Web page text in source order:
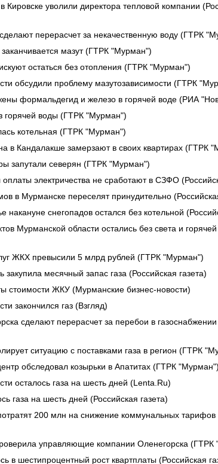
Кировске уволили директора тепловой компании
перерасчет за некачественную воду (ГТРК
мазут (ГТРК "Мурман")
остаться без отопления (ГТРК "Мурман")
обсудили проблему мазутозависимости (ГТРК
формальдегид и железо в горячей воде (РИА
горячей воды (ГТРК "Мурман")
котельная (ГТРК "Мурман")
в Кандалакше замерзают в своих квартирах (ГТРК
запутали северян (ГТРК "Мурман")
электричества не сработают в СЗФО
в Мурманске переселят принудительно
накануне снегопадов остался без котельной
Мурманской области остались без света и
ЖКХ превысили 5 млрд рублей (ГТРК "Мурман")
закупила месячный запас газа (Российская газета)
стоимости ЖКУ (Мурманские бизнес-новости)
закончился газ (Взгляд)
сделают перерасчет за перебои в
ситуацию с поставками газа в регион (ГТРК
обследовал козырьки в Апатитах (ГТРК "Мурман")
осталось газа на шесть дней (Lenta.Ru)
газа на шесть дней (Российская газета)
200 млн на снижение коммунальных тарифов
управляющие компании Оленегорска
в шестипроцентный рост квартплаты (Российская